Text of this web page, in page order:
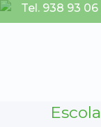
Tel. 938 93 06